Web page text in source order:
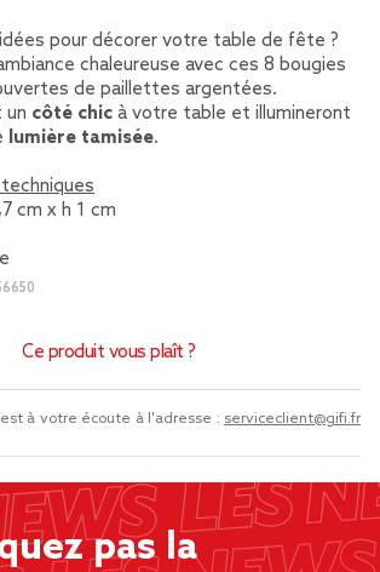
pour décorer votre table de fête ?
chaleureuse avec ces 8 bougies
de paillettes argentées.
un côté chic à votre table et illumineront
lumière tamisée.
cm x h 1 cm
Ce produit vous plaît ?
à votre écoute à l'adresse : serviceclient@gifi.fr
pas la